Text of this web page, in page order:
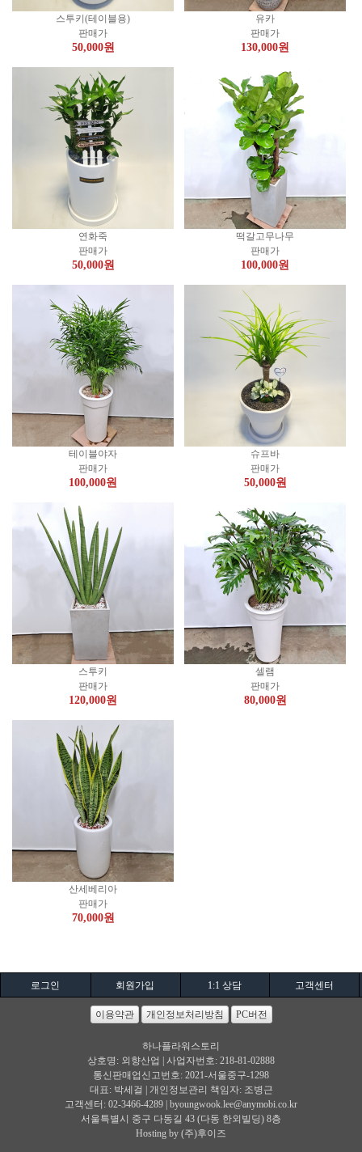
스투키(테이블용)
판매가
50,000원
유카
판매가
130,000원
연화죽
판매가
50,000원
떡갈고무나무
판매가
100,000원
테이블야자
판매가
100,000원
슈프바
판매가
50,000원
스투키
판매가
120,000원
셀램
판매가
80,000원
산세베리아
판매가
70,000원
로그인 회원가입 1:1 상담 고객센터
이용약관 개인정보처리방침 PC버전
하나플라워스토리
상호명: 외향산업 | 사업자번호: 218-81-02888
통신판매업신고번호: 2021-서울중구-1298
대표: 박세걸 | 개인정보관리 책임자: 조병근
고객센터: 02-3466-4289 | byoungwook.lee@anymobi.co.kr
서울특별시 중구 다동길 43 (다동 한외빌딩) 8층
Hosting by (주)후이즈